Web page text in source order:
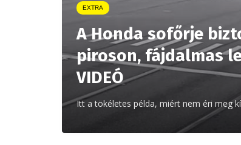
EXTRA
A Honda sofőrje
piroson, fájdalmas
VIDEÓ
Itt a tökéletes példa, miért nem éri meg